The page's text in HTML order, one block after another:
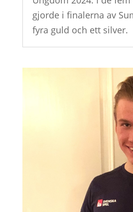
gjorde i finalerna av
fyra guld och ett silver.